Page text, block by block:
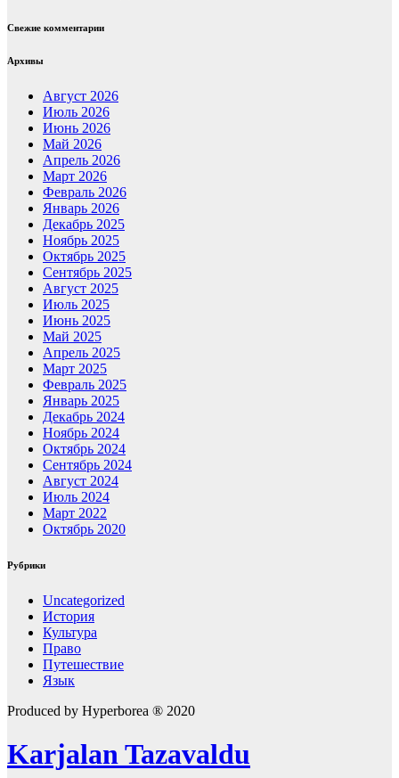
Свежие комментарии
Архивы
Август 2026
Июль 2026
Июнь 2026
Май 2026
Апрель 2026
Март 2026
Февраль 2026
Январь 2026
Декабрь 2025
Ноябрь 2025
Октябрь 2025
Сентябрь 2025
Август 2025
Июль 2025
Июнь 2025
Май 2025
Апрель 2025
Март 2025
Февраль 2025
Январь 2025
Декабрь 2024
Ноябрь 2024
Октябрь 2024
Сентябрь 2024
Август 2024
Июль 2024
Март 2022
Октябрь 2020
Рубрики
Uncategorized
История
Культура
Право
Путешествие
Язык
Produced by Hyperborea ® 2020
Karjalan Tazavaldu